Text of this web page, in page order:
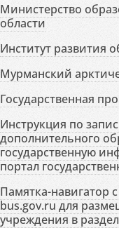
Министерство
области
Институт развития
Мурманский
Государственная
Инструкция по
дополнительного
государственную
портал
Памятка-навигатор
bus.gov.ru для
учреждения в